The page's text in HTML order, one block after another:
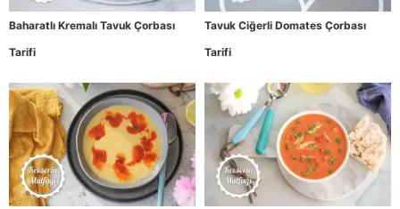
Baharatlı Kremalı Tavuk Çorbası
Tarifi
Tavuk Ciğerli Domates Çorbası
Tarifi